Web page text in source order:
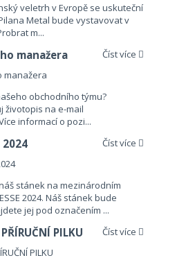
veletrh v Evropě se uskuteční
Metal bude vystavovat v
m...
Číst více
manažera
obchodního týmu?
životopis na e-mail
informací o pozi...
Číst více
2024
stánek na mezinárodním
2024. Náš stánek bude
jej pod označením ...
Číst více
PILKU